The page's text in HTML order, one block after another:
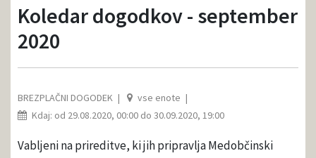
Koledar dogodkov - september
2020
BREZPLAČNI DOGODEK
vse enote
Kdaj: od 29.08.2020, 00:00 do 30.09.2020, 19:00
Vabljeni na prireditve, ki jih pripravlja Medobčinski